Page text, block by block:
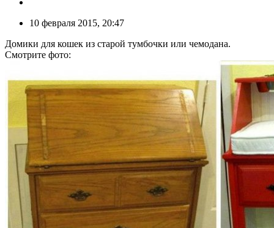
10 февраля 2015, 20:47
Домики для кошек из старой тумбочки или чемодана.
Смотрите фото: